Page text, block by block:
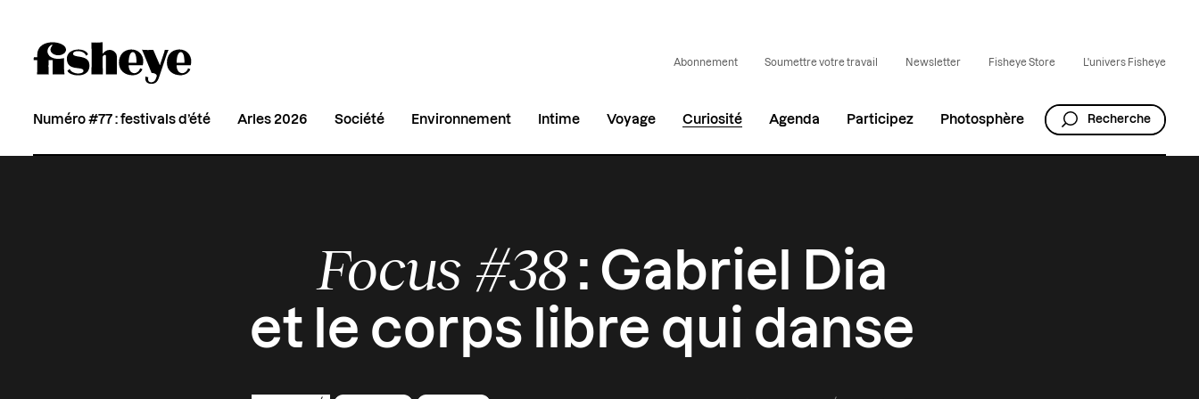
Abonnement Soumettre votre travail Newsletter Fisheye Store L'univers Fisheye
Numéro #77 : festivals d’été Arles 2026 Société Environnement Intime Voyage Curiosité Agenda Participez Photosphère Recherche
Focus #38: Gabriel Dia
et le corps libre qui danse